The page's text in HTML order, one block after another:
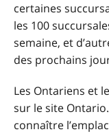
certaines
les 100
semaine, et
des prochains
Les Ontariens et
sur le site
connaître